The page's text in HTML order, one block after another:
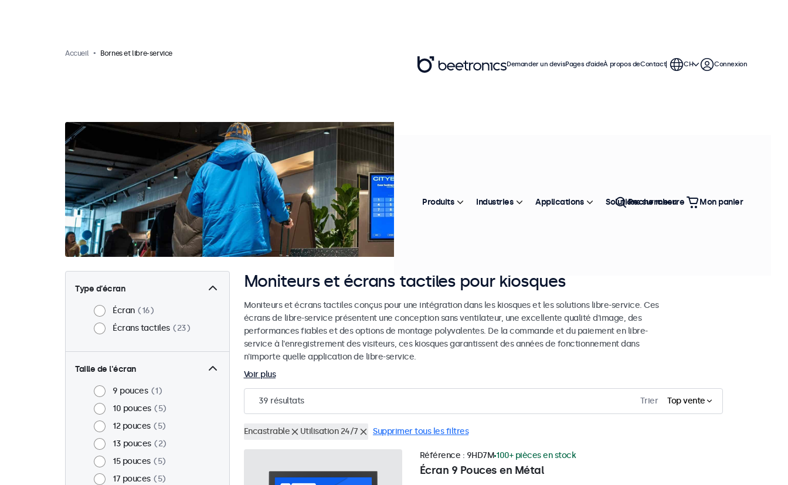
Accueil Bornes et libre-service
Type d’écran
Écran
16
Écrans tactiles
23
Taille de l'écran
9 pouces
1
10 pouces
5
12 pouces
5
13 pouces
2
15 pouces
5
17 pouces
5
Moniteurs et écrans tactiles pour kiosques
Moniteurs et écrans tactiles conçus pour une intégration dans les kiosques et les solutions libre-service. Ces
écrans de libre-service présentent une conception sans ventilateur, une excellente qualité d'image, des
performances fiables et des options de montage polyvalentes. De la commande et du paiement en libre-
service à l'enregistrement des visiteurs, ces kiosques garantissent des années de fonctionnement dans
n'importe quelle application de libre-service.
Voir plus
39 résultats Trier Top vente
Encastrable Utilisation 24/7 Supprimer tous les filtres
Écran 9 Pouces en Métal
Référence : 9HD7M 100+ pièces en stock
Demander un devisPages d’aideÀ propos deContact CH Connexion
Produits Industries Applications Solutions sur mesure
Rechercher Mon panier